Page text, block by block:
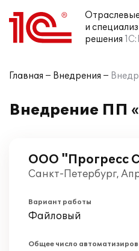
и
решения
Главная Внедрения
Внедрение ПП
ООО "Прогресс
Санкт-Петербург,
Вариант работы
Файловый
Общее число